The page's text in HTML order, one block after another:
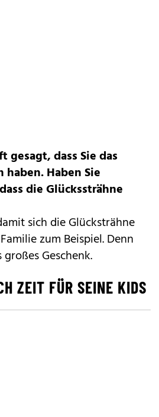
gesagt, dass Sie das
haben. Haben Sie
die Glückssträhne
sich die Glücksträhne
zum Beispiel. Denn
Geschenk.
ZEIT FÜR SEINE KIDS